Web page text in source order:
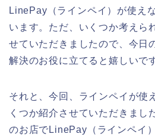
LinePay（ラインペイ）が使え
います。ただ、いくつか考えら
せていただきましたので、今日
解決のお役に立てると嬉しいで
それと、今回、ラインペイが使
くつか紹介させていただきまし
のお店でLinePay（ラインペイ